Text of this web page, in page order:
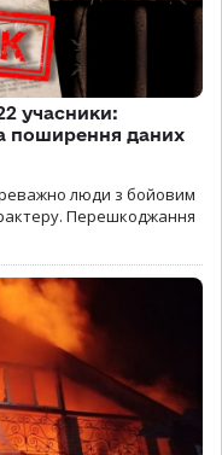
учасники:
поширення даних
люди з бойовим
Перешкоджання